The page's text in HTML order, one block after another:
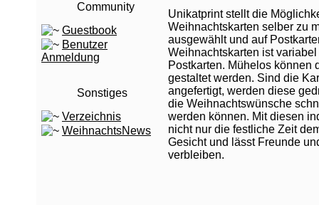
Community
Guestbook
Benutzer
Anmeldung
Sonstiges
Verzeichnis
WeihnachtsNews
Unikatprint stellt die
Weihnachtskarten selber zu
ausgewählt und auf
Weihnachtskarten ist
Postkarten. Mühelos können
gestaltet werden. Sind die
angefertigt, werden diese
die Weihnachtswünsche
werden können. Mit diesen
nicht nur die festliche Zeit
Gesicht und lässt Freunde
verbleiben.